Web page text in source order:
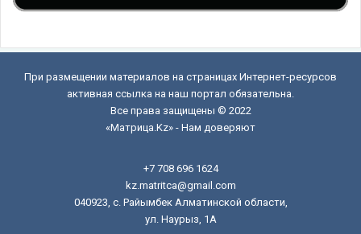
При размещении материалов на страницах Интернет-ресурсов
активная ссылка на наш портал обязательна.
Все права защищены © 2022
«Матрица.Kz» - Нам доверяют
+7 708 696 1624
kz.matritca@gmail.com
040923, с. Райымбек Алматинской области,
ул. Наурыз, 1А